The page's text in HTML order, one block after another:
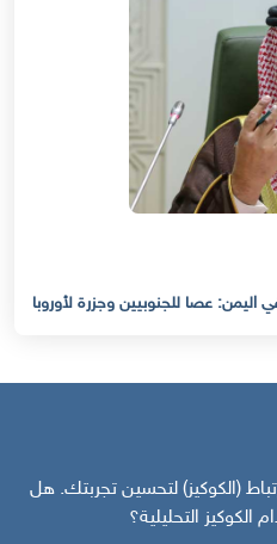
عصا للجنوبيين وجزرة لأوروبا
(الكوكيز) لتحسين تجربتك. هل
التحليلية؟